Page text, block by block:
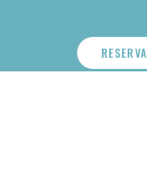
RESERVA